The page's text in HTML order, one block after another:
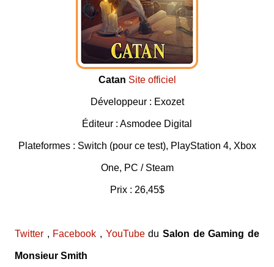
Catan Site officiel
Développeur : Exozet
Éditeur : Asmodee Digital
Plateformes : Switch (pour ce test), PlayStation 4, Xbox
One, PC / Steam
Prix : 26,45$
Twitter , Facebook , YouTubeduSalon de Gaming de
Monsieur Smith